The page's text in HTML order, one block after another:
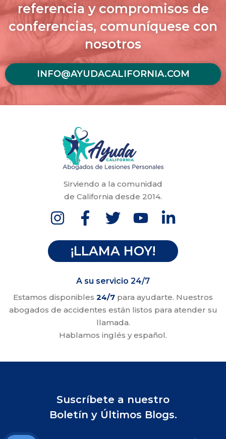
referencia y compromisos de
conferencias, comuníquese con
nosotros
INFO@AYUDACALIFORNIA.COM
Sirviendo a la comunidad
de California desde 2014.
¡LLAMA HOY!
A su servicio 24/7
Estamos disponibles 24/7 para ayudarte. Nuestros
abogados de accidentes están listos para atender su
llamada.
Hablamos inglés y español.
Suscríbete a nuestro
Boletín y Últimos Blogs.